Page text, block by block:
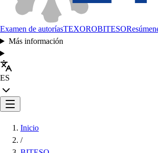
Examen de autoríasTEXOROBITESO
Más información
ES
Inicio
/